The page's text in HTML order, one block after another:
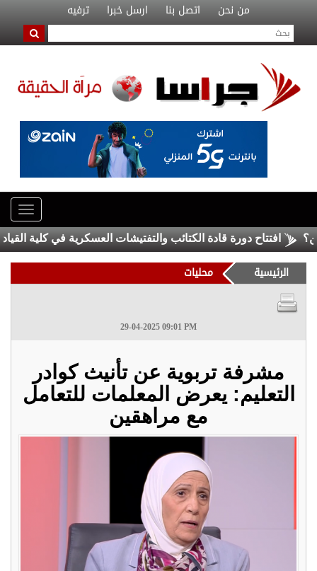
من نحن اتصل بنا ارسل خبرا ترفيه
افتتاح دورة قادة الكتائب والتفتيشات العسكرية في كلية القيادة
الرئيسية محليات
29-04-2025 09:01 PM
مشرفة تربوية عن تأنيث كوادر
التعليم: يعرض المعلمات للتعامل
مع مراهقين